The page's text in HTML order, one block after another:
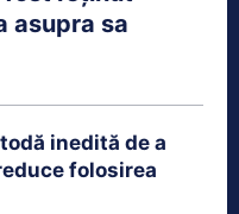
asupra sa
inedită de a
folosirea